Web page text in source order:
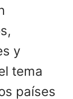
y
tema
países